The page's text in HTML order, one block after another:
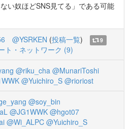
い奴ほどSNS見てる」である可能
@YSRKEN (投稿一覧)
9
ト・ネットワーク (9)
@riku_cha @MunariToshi
@Yuichiro_S @rioriost
@soy_bin
@JG1WWK @hgot07
@Wi_ALPC @Yuichiro_S